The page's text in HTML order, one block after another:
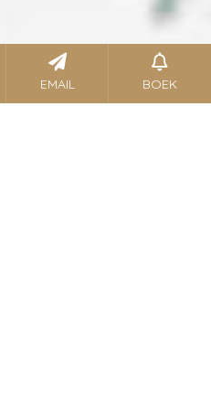
EMAIL BOEK